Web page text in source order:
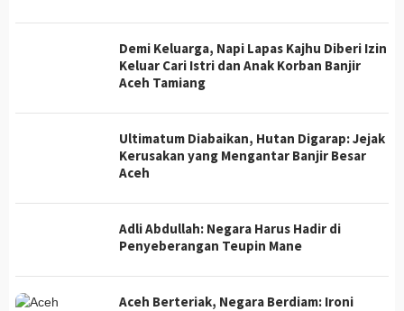
Demi Keluarga, Napi Lapas Kajhu Diberi Izin
Keluar Cari Istri dan Anak Korban Banjir
Aceh Tamiang
Ultimatum Diabaikan, Hutan Digarap: Jejak
Kerusakan yang Mengantar Banjir Besar
Aceh
Adli Abdullah: Negara Harus Hadir di
Penyeberangan Teupin Mane
Aceh Berteriak, Negara Berdiam: Ironi